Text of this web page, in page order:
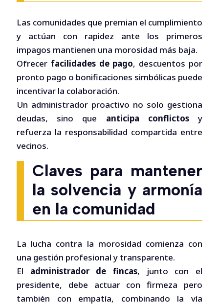
Las comunidades que premian el cumplimiento
y actúan con rapidez ante los primeros
impagos mantienen una morosidad más baja.
Ofrecer facilidades de pago, descuentos por
pronto pago o bonificaciones simbólicas puede
incentivar la colaboración.
Un administrador proactivo no solo gestiona
deudas, sino que anticipa conflictosy
refuerza la responsabilidad compartida entre
vecinos.
Claves para mantener
la solvencia y armonía
en la comunidad
La lucha contra la morosidad comienza con
una gestión profesional y transparente.
El administrador de fincas, junto con el
presidente, debe actuar con firmeza pero
también con empatía, combinando la vía